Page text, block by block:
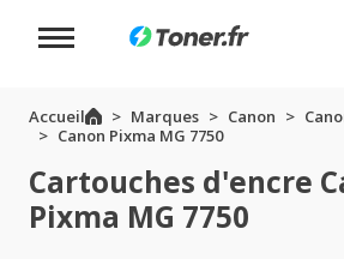
Accueil Marques Canon
Canon Pixma MG 7750
Cartouches d'encre
Pixma MG 7750